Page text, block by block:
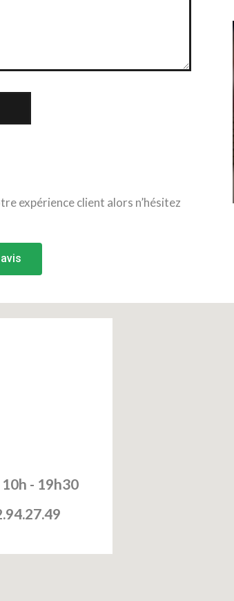
expérience client alors n’hésitez
- 19h30